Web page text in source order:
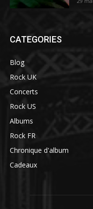
CATEGORIES
Blog
Rock UK
Concerts
Rock US
Albums
Rock FR
Chronique d'album
Cadeaux